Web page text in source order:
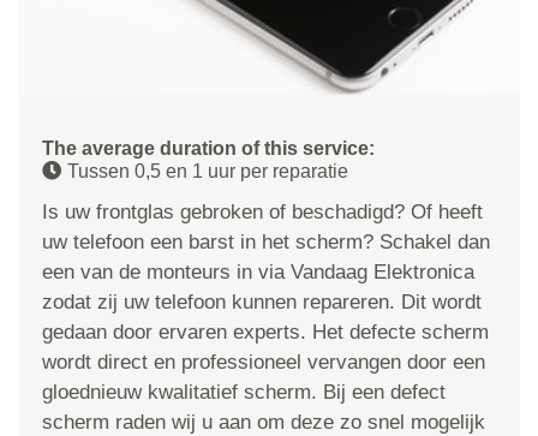
The average duration of this service:
Tussen 0,5 en 1 uur per reparatie
Is uw frontglas gebroken of beschadigd? Of heeft
uw telefoon een barst in het scherm? Schakel dan
een van de monteurs in via Vandaag Elektronica
zodat zij uw telefoon kunnen repareren. Dit wordt
gedaan door ervaren experts. Het defecte scherm
wordt direct en professioneel vervangen door een
gloednieuw kwalitatief scherm. Bij een defect
scherm raden wij u aan om deze zo snel mogelijk